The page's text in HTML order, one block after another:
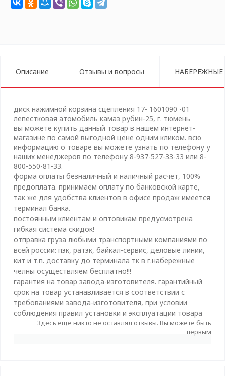
Описание Отзывы и вопросы НАБЕРЕЖНЫЕ
диск нажимной корзина сцепления 17- 1601090 -01
лепестковая атомобиль камаз рубин-25, г. тюмень
вы можете купить данный товар в нашем интернет-
магазине по самой выгодной цене одним кликом. всю
информацию о товаре вы можете узнать по телефону у
наших менеджеров по телефону 8-937-527-33-33 или 8-
800-550-81-33.
форма оплаты безналичный и наличный расчет, 100%
предоплата. принимаем оплату по банковской карте,
так же для удобства клиентов в офисе продаж имеется
терминал банка.
постоянным клиентам и оптовикам предусмотрена
гибкая система скидок!
отправка груза любыми транспортными компаниями по
всей россии: пэк, ратэк, байкал-сервис, деловые линии,
кит и т.п. доставку до терминала тк в г.набережные
челны осуществляем бесплатно!!!
гарантия на товар завода-изготовителя. гарантийный
срок на товар устанавливается в соответствии с
требованиями завода-изготовителя, при условии
соблюдения правил установки и эксплуатации товара
Здесь еще никто не оставлял отзывы. Вы можете быть
первым